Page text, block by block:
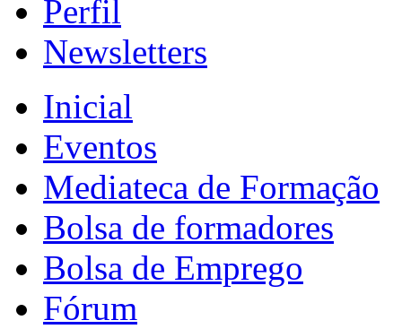
Perfil
Newsletters
Inicial
Eventos
Mediateca de Formação
Bolsa de formadores
Bolsa de Emprego
Fórum